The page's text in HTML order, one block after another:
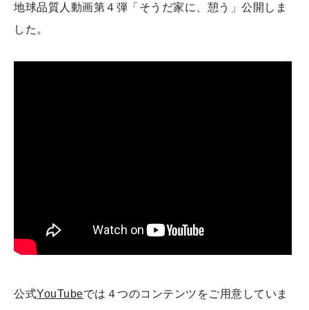
地球品質人動画第４弾「そうだ家に、憩う」公開しま
した。
公式YouTubeでは４つのコンテンツをご用意していま